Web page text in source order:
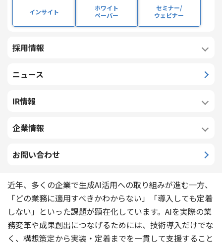
インサイト
ホワイト
ペーパー
セミナー/
ウェビナー
採用情報
ニュース
IR情報
企業情報
お問い合わせ
ティング・グループ」）は、企業の経営課題解決を目的
に、AX（AIトランスフォーメーション）（※1）の実現を
を設立しました。
接点力、AIの基盤技術およびAIソリューション提供力と、
ジタル領域における戦略立案から実装・活用までのコンサ
して支援します。
設立の背景
近年、多くの企業で生成AI活用への取り組みが進む一方、
「どの業務に適用すべきかわからない」「導入しても定着
しない」といった課題が顕在化しています。AIを実際の業
務変革や成果創出につなげるためには、技術導入だけでな
く、構想策定から実装・定着までを一貫して支援すること